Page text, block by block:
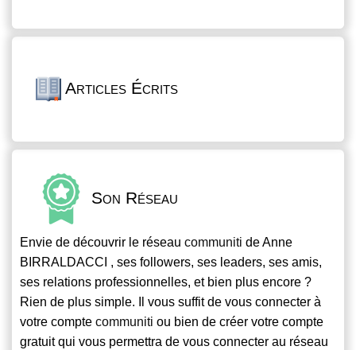
Articles Écrits
Son Réseau
Envie de découvrir le réseau communiti de Anne
BIRRALDACCI , ses followers, ses leaders, ses amis,
ses relations professionnelles, et bien plus encore ?
Rien de plus simple. Il vous suffit de vous connecter à
votre compte communiti ou bien de créer votre compte
gratuit qui vous permettra de vous connecter au réseau